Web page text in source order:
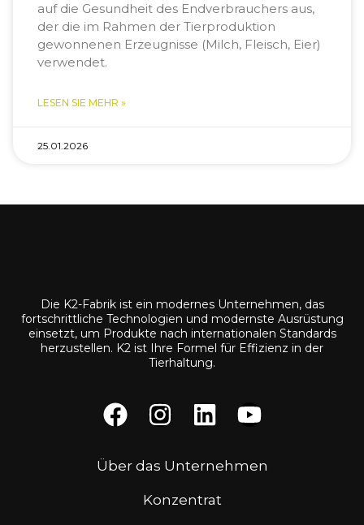
auf die Gesundheit des Endverbrauchers aus,
der die im Rahmen der Tierproduktion
gewonnenen Erzeugnisse (Milch, Fleisch, Eier)
verwendet.
LESEN SIE MEHR »
25.01.2026
Die K2-Fabrik ist ein modernes Unternehmen, das
fortschrittliche Technologien und modernste Ausrüstung
einsetzt, um Produkte nach internationalen Standards
herzustellen. K2 ist Ihre Formel für Effizienz in der
Tierhaltung.
Über das Unternehmen
Konzentrat